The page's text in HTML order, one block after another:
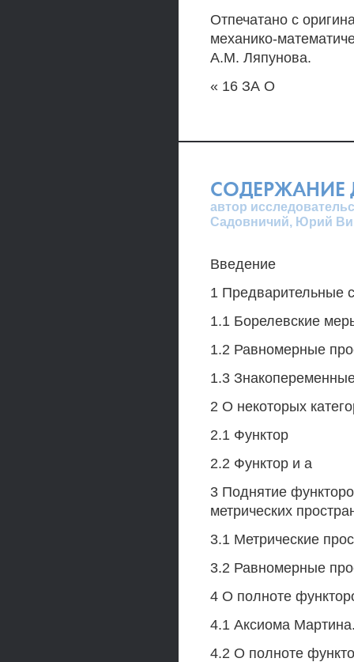
Отпечатано с
механико-
A.M. Ляпунова.
« 16 ЗА О
СОДЕРЖАНИЕ
автор
Садовничий, Юрий
Введение
1 Предварительные
1.1 Борелевские
1.2 Равномерные
1.3
2 О некоторых
2.1 Функтор
2.2 Функтор и а
3 Поднятие
метрических
3.1 Метрические
3.2 Равномерные
4 О полноте
4.1 Аксиома
4.2 О полноте